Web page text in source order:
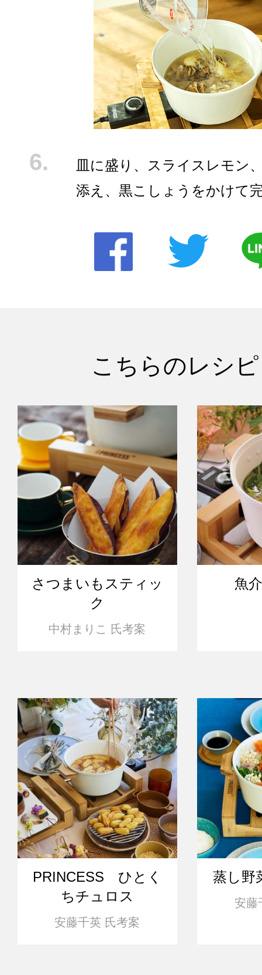
皿に盛り、スライスレモン
添え、黒こしょうをかけて
こちらのレシ
さつまいもスティッ
ク
中村まりこ 氏考案
魚
PRINCESS ひとく
ちチュロス
安藤千英 氏考案
蒸し野
安藤